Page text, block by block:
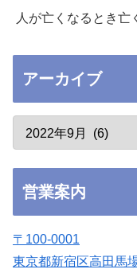
人が亡くなるとき
アーカイブ
営業案内
〒100-0001
東京都新宿区高田馬